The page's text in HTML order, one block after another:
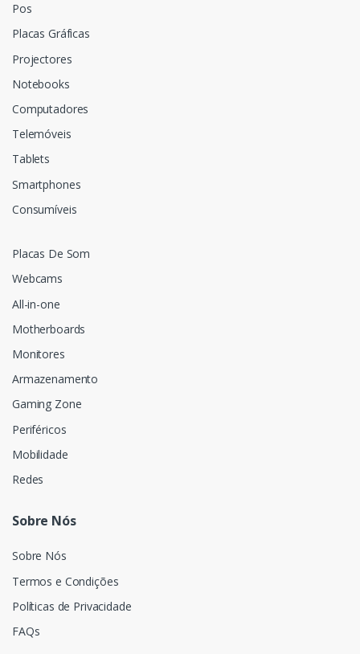
Pos
Placas Gráficas
Projectores
Notebooks
Computadores
Telemóveis
Tablets
Smartphones
Consumíveis
Placas De Som
Webcams
All-in-one
Motherboards
Monitores
Armazenamento
Gaming Zone
Periféricos
Mobilidade
Redes
Sobre Nós
Sobre Nós
Termos e Condições
Políticas de Privacidade
FAQs